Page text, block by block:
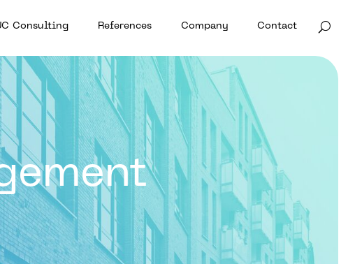
Consulting References Company Contact